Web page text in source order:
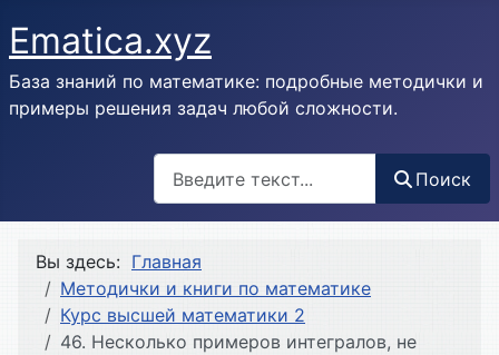
Ematica.xyz
База знаний по математике: подробные методички и
примеры решения задач любой сложности.
Поиск
Вы здесь: Главная
Методички и книги по математике
Курс высшей математики 2
46. Несколько примеров интегралов, не